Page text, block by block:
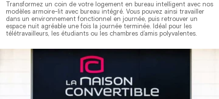
Transformez un coin de votre logement en bureau intelligent avec nos
modèles armoire-lit avec bureau intégré. Vous pouvez ainsi travailler
dans un environnement fonctionnel en journée, puis retrouver un
espace nuit agréable une fois la journée terminée. Idéal pour les
télétravailleurs, les étudiants ou les chambres d’amis polyvalentes.